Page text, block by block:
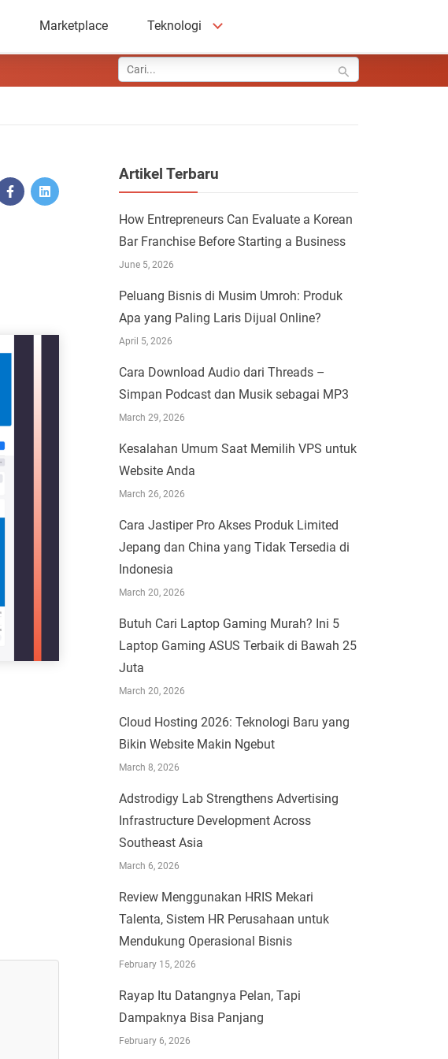
Marketplace Teknologi
Artikel Terbaru
How Entrepreneurs Can Evaluate a Korean
Bar Franchise Before Starting a Business
June 5, 2026
Peluang Bisnis di Musim Umroh: Produk
Apa yang Paling Laris Dijual Online?
April 5, 2026
Cara Download Audio dari Threads –
Simpan Podcast dan Musik sebagai MP3
March 29, 2026
Kesalahan Umum Saat Memilih VPS untuk
Website Anda
March 26, 2026
Cara Jastiper Pro Akses Produk Limited
Jepang dan China yang Tidak Tersedia di
Indonesia
March 20, 2026
Butuh Cari Laptop Gaming Murah? Ini 5
Laptop Gaming ASUS Terbaik di Bawah 25
Juta
March 20, 2026
Cloud Hosting 2026: Teknologi Baru yang
Bikin Website Makin Ngebut
March 8, 2026
Adstrodigy Lab Strengthens Advertising
Infrastructure Development Across
Southeast Asia
March 6, 2026
Review Menggunakan HRIS Mekari
Talenta, Sistem HR Perusahaan untuk
Mendukung Operasional Bisnis
February 15, 2026
Rayap Itu Datangnya Pelan, Tapi
Dampaknya Bisa Panjang
February 6, 2026